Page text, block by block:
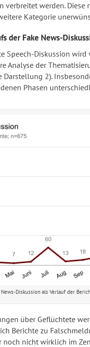
verbreitet werden.
Kategorie
der Fake News-
Speech-Diskussion
Analyse der
Darstellung 2).
Phasen
Diskussion als Verlauf der
über Geflüchtete
Berichte zu
nicht wirklich im